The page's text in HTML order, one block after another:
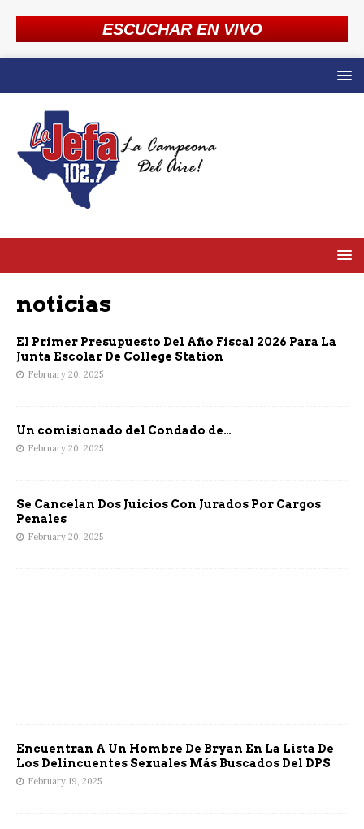
ESCUCHAR EN VIVO
noticias
El Primer Presupuesto Del Año Fiscal 2026 Para La
Junta Escolar De College Station
February 20, 2025
Un comisionado del Condado de…
February 20, 2025
Se Cancelan Dos Juicios Con Jurados Por Cargos
Penales
February 20, 2025
Encuentran A Un Hombre De Bryan En La Lista De
Los Delincuentes Sexuales Más Buscados Del DPS
February 19, 2025